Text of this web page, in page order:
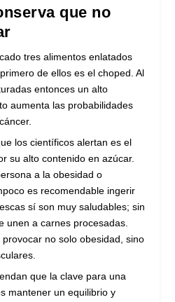
que no
tres alimentos enlatados
de ellos es el choped. Al
entonces un alto
aumenta las probabilidades
los científicos alertan es el
su alto contenido en azúcar.
a la obesidad o
es recomendable ingerir
sí son muy saludables; sin
unen a carnes procesadas.
no solo obesidad, sino
que la clave para una
mantener un equilibrio y